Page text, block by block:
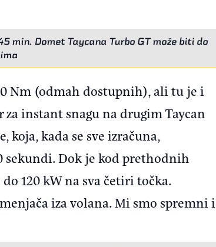
min. Domet Taycana Turbo GT može biti do
Nm (odmah dostupnih), ali tu je i
instant snagu na drugim Taycan
koja, kada se sve izračuna,
sekundi. Dok je kod prethodnih
120 kW na sva četiri točka.
iza volana. Mi smo spremni i